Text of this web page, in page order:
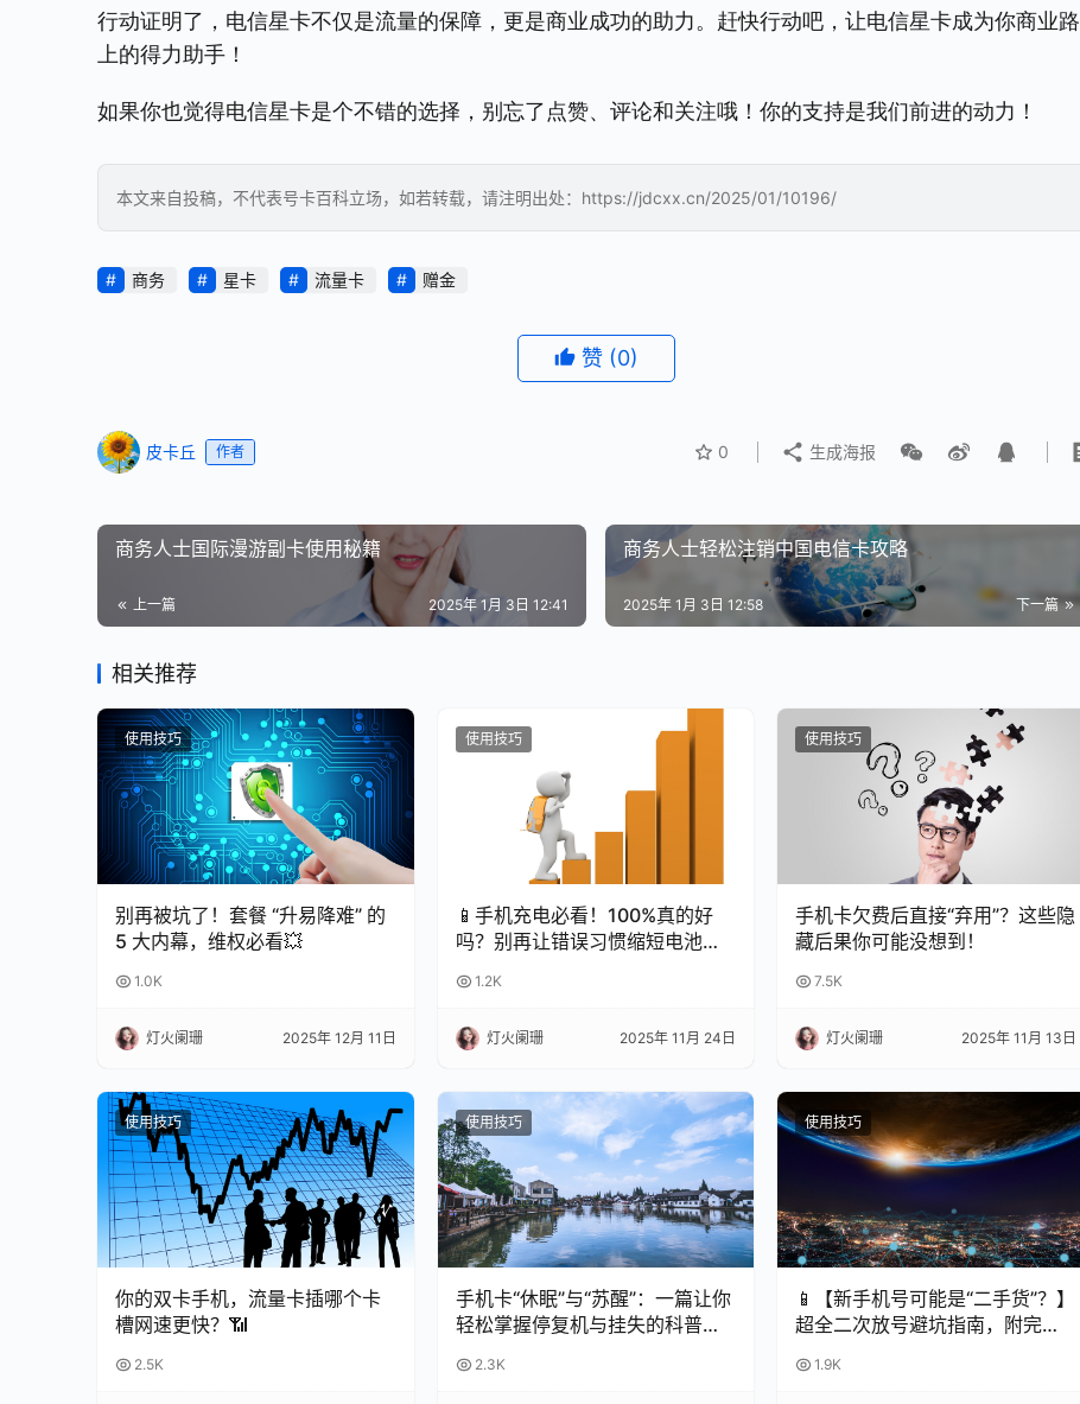
行动证明了，电信星卡不仅是流量的保障，更是商业成功的助力。赶快行动吧，让电信星卡成为你商业路
上的得力助手！
如果你也觉得电信星卡是个不错的选择，别忘了点赞、评论和关注哦！你的支持是我们前进的动力！
本文来自投稿，不代表号卡百科立场，如若转载，请注明出处：https://jdcxx.cn/2025/01/10196/
商务 星卡 流量卡 赠金
赞 (0)
皮卡丘 作者 0 生成海报
商务人士国际漫游副卡使用秘籍
上一篇 2025年 1月 3日 12:41
商务人士轻松注销中国电信卡攻略
下一篇
2025年 1月 3日 12:58
相关推荐
使用技巧
别再被坑了！套餐 “升易降难” 的
5 大内幕，维权必看💥
1.0K
灯火阑珊 2025年 12月 11日
使用技巧
📱手机充电必看！100%真的好
吗？别再让错误习惯缩短电池寿
1.2K
灯火阑珊 2025年 11月 24日
使用技巧
手机卡欠费后直接“弃用”？这些隐
藏后果你可能没想到！
7.5K
灯火阑珊 2025年 11月 13日
使用技巧
你的双卡手机，流量卡插哪个卡
槽网速更快？📶
2.5K
使用技巧
手机卡“休眠”与“苏醒”：一篇让你
轻松掌握停复机与挂失的科普指
2.3K
使用技巧
📱【新手机号可能是“二手货”？】
超全二次放号避坑指南，附完美
1.9K